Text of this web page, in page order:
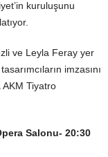
kuruluşunu
ve Leyla Feray yer
imzasını
AKM Tiyatro
Salonu- 20:30